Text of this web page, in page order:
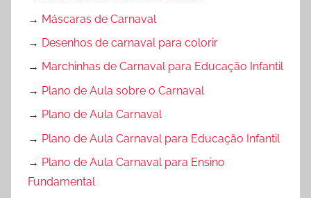
→ Máscaras de Carnaval
→ Desenhos de carnaval para colorir
→ Marchinhas de Carnaval para Educação Infantil
→ Plano de Aula sobre o Carnaval
→ Plano de Aula Carnaval
→ Plano de Aula Carnaval para Educação Infantil
→ Plano de Aula Carnaval para Ensino
Fundamental